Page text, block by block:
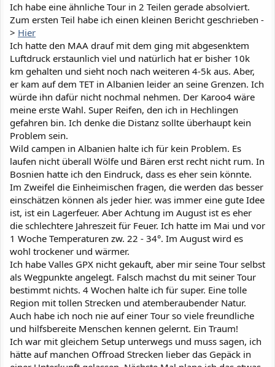
Ich habe eine ähnliche Tour in 2 Teilen gerade absolviert.
Zum ersten Teil habe ich einen kleinen Bericht geschrieben -
> Hier
Ich hatte den MAA drauf mit dem ging mit abgesenktem
Luftdruck erstaunlich viel und natürlich hat er bisher 10k
km gehalten und sieht noch nach weiteren 4-5k aus. Aber,
er kam auf dem TET in Albanien leider an seine Grenzen. Ich
würde ihn dafür nicht nochmal nehmen. Der Karoo4 wäre
meine erste Wahl. Super Reifen, den ich in Hechlingen
gefahren bin. Ich denke die Distanz sollte überhaupt kein
Problem sein.
Wild campen in Albanien halte ich für kein Problem. Es
laufen nicht überall Wölfe und Bären erst recht nicht rum. In
Bosnien hatte ich den Eindruck, dass es eher sein könnte.
Im Zweifel die Einheimischen fragen, die werden das besser
einschätzen können als jeder hier. was immer eine gute Idee
ist, ist ein Lagerfeuer. Aber Achtung im August ist es eher
die schlechtere Jahreszeit für Feuer. Ich hatte im Mai und vor
1 Woche Temperaturen zw. 22 - 34°. Im August wird es
wohl trockener und wärmer.
Ich habe Valles GPX nicht gekauft, aber mir seine Tour selbst
als Wegpunkte angelegt. Falsch machst du mit seiner Tour
bestimmt nichts. 4 Wochen halte ich für super. Eine tolle
Region mit tollen Strecken und atemberaubender Natur.
Auch habe ich noch nie auf einer Tour so viele freundliche
und hilfsbereite Menschen kennen gelernt. Ein Traum!
Ich war mit gleichem Setup unterwegs und muss sagen, ich
hätte auf manchen Offroad Strecken lieber das Gepäck in